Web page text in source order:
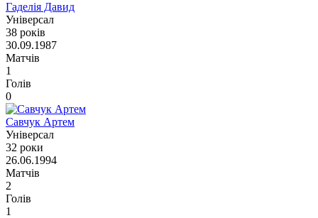
Гаделія Давид
Універсал
38 років
30.09.1987
Матчів
1
Голів
0
Савчук Артем
Універсал
32 роки
26.06.1994
Матчів
2
Голів
1